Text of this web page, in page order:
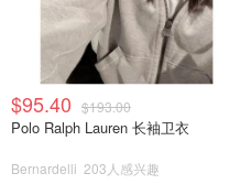
$95.40 $193.00
Polo Ralph Lauren 长袖卫衣
Bernardelli 203人感兴趣